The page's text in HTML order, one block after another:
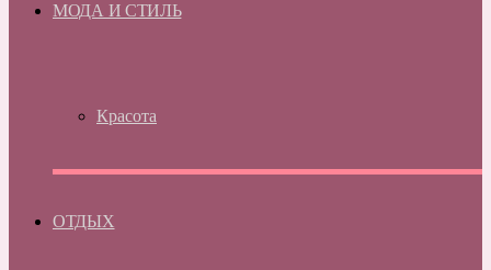
МОДА И СТИЛЬ
Красота
ОТДЫХ